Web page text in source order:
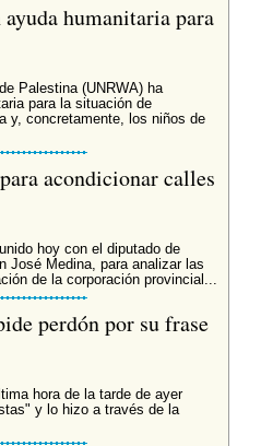
humanitaria para
Palestina (UNRWA) ha
para la situación de
y, concretamente, los niños de
acondicionar calles
hoy con el diputado de
José Medina, para analizar las
de la corporación provincial...
perdón por su frase
hora de la tarde de ayer
y lo hizo a través de la